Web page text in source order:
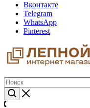
Вконтакте
Telegram
WhatsApp
Pinterest